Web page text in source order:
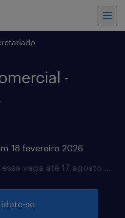
-
18 fevereiro 2026
inscrições para essa vaga até 17 agosto 2026
se